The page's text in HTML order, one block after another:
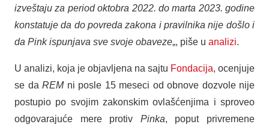
izveštaju za period oktobra 2022. do marta 2023. godine
konstatuje da do povreda zakona i pravilnika nije došlo i
da Pink ispunjava sve svoje obaveze„, piše u analizi.
U analizi, koja je objavljena na sajtu Fondacija, ocenjuje
se da REMni posle 15 meseci od obnove dozvole nije
postupio po svojim zakonskim ovlašćenjima i sproveo
odgovarajuće mere protiv Pinka, poput privremene